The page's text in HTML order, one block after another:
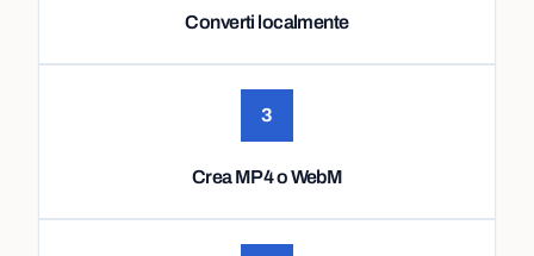
Converti localmente
3
Crea MP4 o WebM